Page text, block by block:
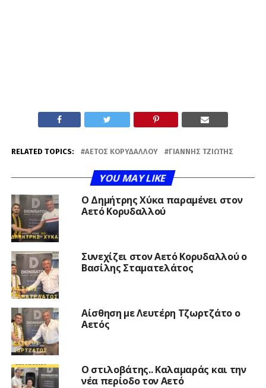
RELATED TOPICS: ΑΕΤΌΣ ΚΟΡΥΔΑΛΛΟΎ ΓΙΆΝΝΗΣ ΤΖΙΏΤΗΣ
YOU MAY LIKE
O Δημήτρης Χύκα παραμένει στον
Αετό Κορυδαλλού
Συνεχίζει στον Αετό Κορυδαλλού ο
Βασίλης Σταματελάτος
Αίσθηση με Λευτέρη Τζωρτζάτο ο
Αετός
Ο στιλοβάτης.. Καλαμαράς και την
νέα περίοδο τον Αετό